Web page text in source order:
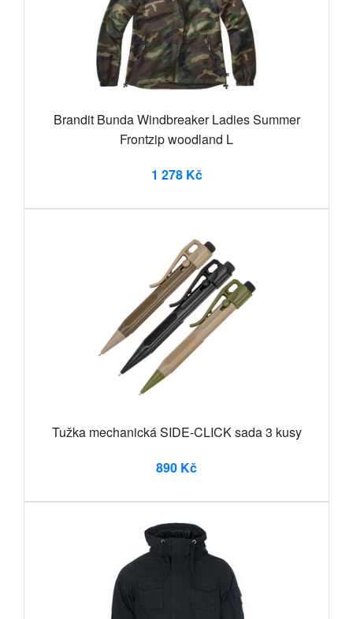
Brandit Bunda Windbreaker Ladies Summer
Frontzip woodland L
1 278 Kč
Tužka mechanická SIDE-CLICK sada 3 kusy
890 Kč